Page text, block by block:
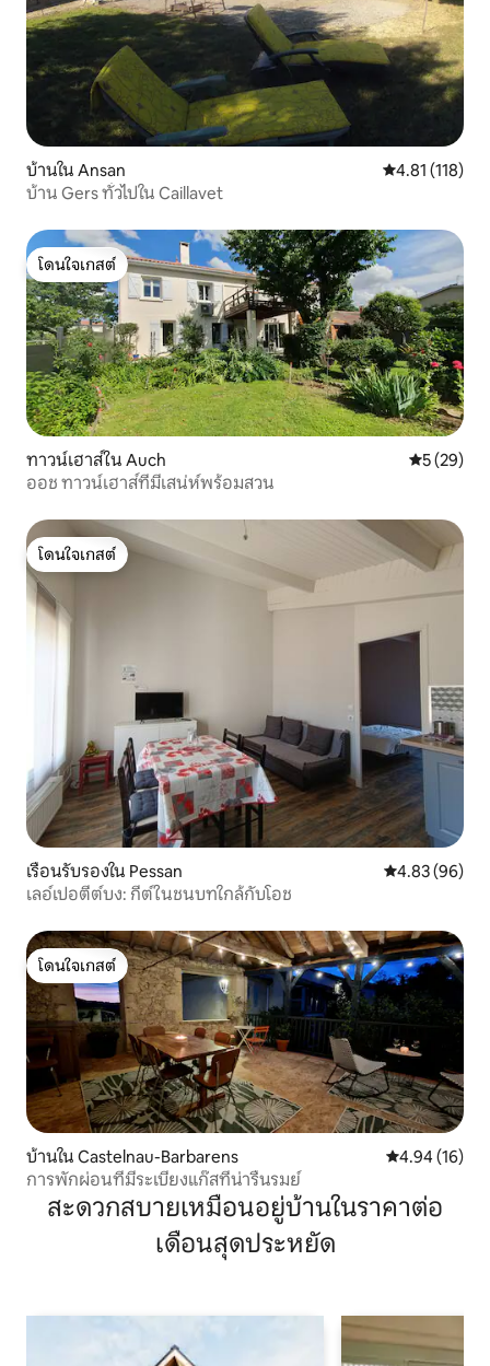
บ้านใน Ansan คะแนนเฉลี่ย
4.81 (118)
บ้าน Gers ทั่วไปใน Caillavet
โดนใจเกสต์
โดนใจเกสต์
ทาวน์เฮาส์ใน Auch คะแนนเฉลี่
5 (29)
ออช ทาวน์เฮาส์ที่มีเสน่ห์พร้อมสวน
โดนใจเกสต์
โดนใจเกสต์
เรือนรับรองใน Pessan คะแนนเฉลี่ย
4.83 (96)
เลอ์เปอตีต์บง: กีต์ในชนบทใกล้กับโอช
โดนใจเกสต์
โดนใจเกสต์
บ้านใน Castelnau-Barbarens คะแนนเฉลี่ย
4.94 (16)
การพักผ่อนที่มีระเบียงแก๊สที่น่ารื่นรมย์
สะดวกสบายเหมือนอยู่บ้านในราคาต่อ
เดือนสุดประหยัด